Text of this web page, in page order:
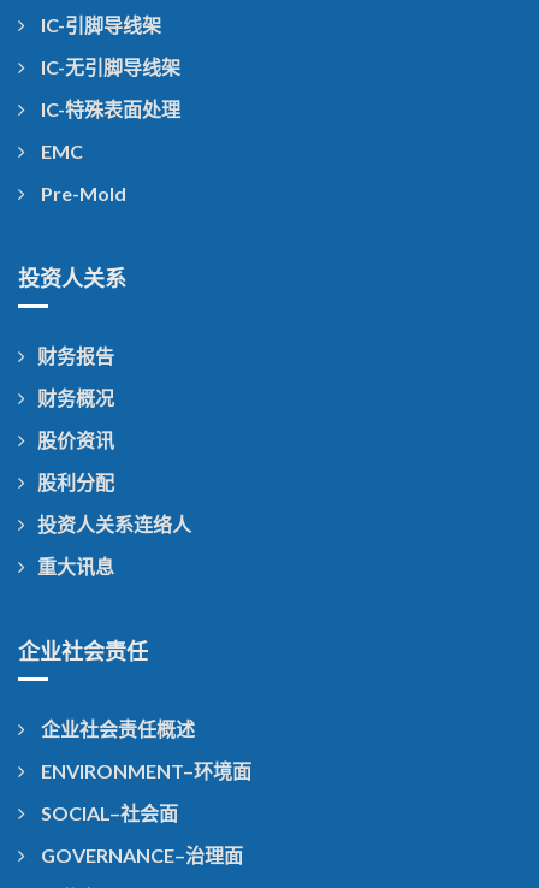
IC-引脚导线架
IC-无引脚导线架
IC-特殊表面处理
EMC
Pre-Mold
投资人关系
财务报告
财务概况
股价资讯
股利分配
投资人关系连络人
重大讯息
企业社会责任
企业社会责任概述
ENVIRONMENT–环境面
SOCIAL–社会面
GOVERNANCE–治理面